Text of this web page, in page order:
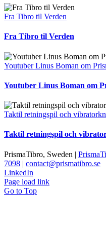
Fra Tibro til Verden
Fra Tibro til Verden
Youtuber Linus Boman om
Youtuber Linus Boman om
Taktil retningspil och
Taktil retningspil och
PrismaTibro, Sweden |
7098 | contact@prismatibro.se
LinkedIn
Page load link
Go to Top